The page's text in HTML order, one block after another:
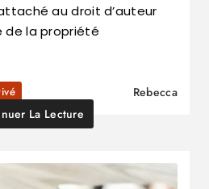
au droit d’auteur
de la propriété
Rebecca
La Lecture